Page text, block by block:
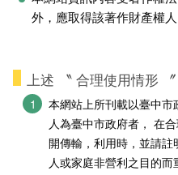
外，應取得該著作財產權
上述 〝 合理使用情形
本網站上所刊載以臺中
人為臺中市政府者， 在
開傳輸，利用時，並請
人或家庭非營利之目的而